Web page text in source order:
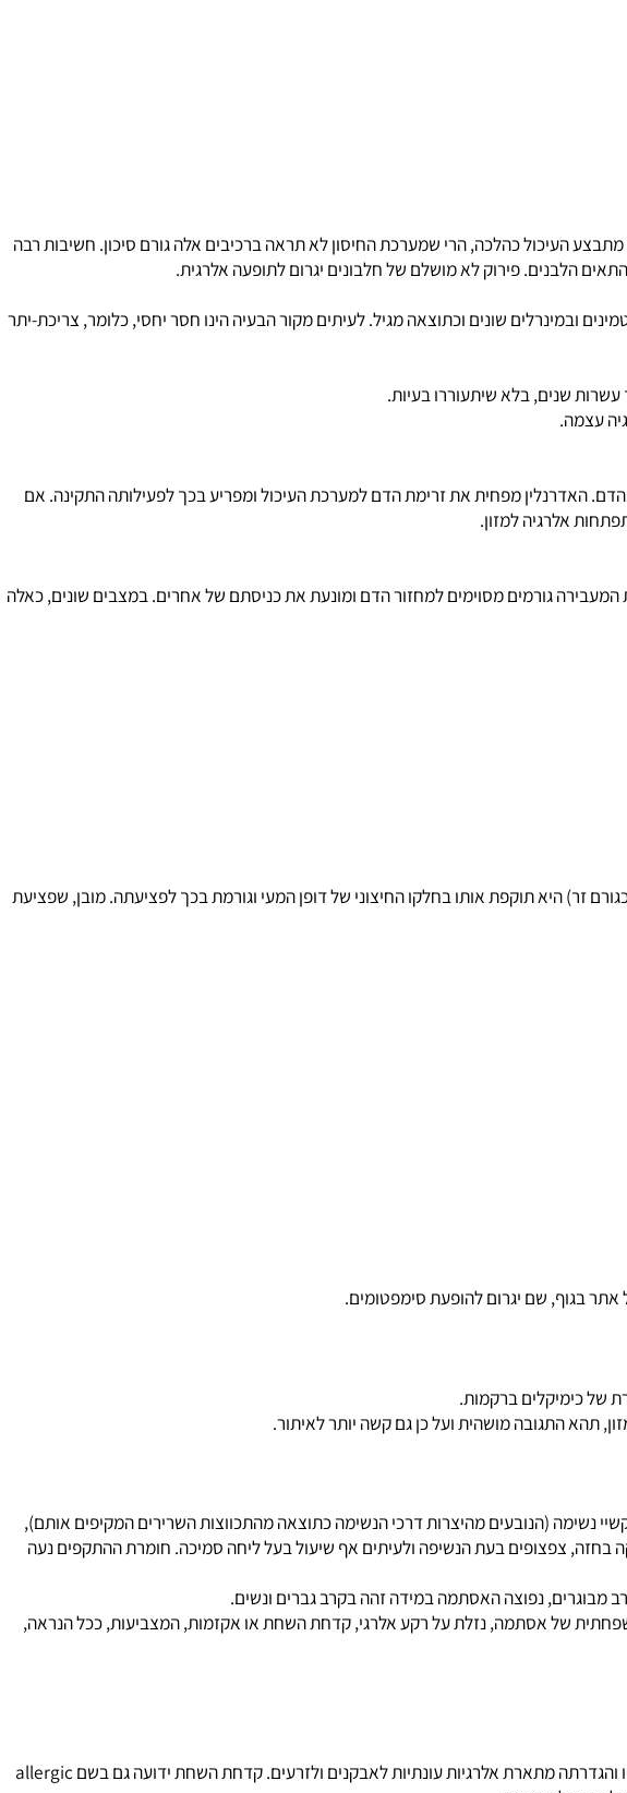
כהלכה, הרי שמערכת החיסון לא תראה ברכיבים אלה גורם סיכון. חשיבות רבה
הלבנים. פירוק לא מושלם של חלבונים יגרום לתופעה אלרגית.
ובמינרלים שונים וכתוצאה מגיל. לעיתים מקור הבעיה הינו חסר יחסי, כלומר, צריכת-יתר
שנים, בלא שיתעוררו בעיות.
עצמה.
מפחית את זרימת הדם למערכת העיכול ומפריע בכך לפעילותה התקינה. אם
אלרגיהלמזון.
תוקפת אותו בחלקו החיצוני של דופן המעי וגורמת בכך לפציעתה. מובן, שפציעת
שם יגרום להופעת סימפטומים.
ברקמות.
התגובה מושהית ועל כן גם קשה יותר לאיתור.
(הנובעים מהיצרות דרכי הנשימה כתוצאה מהתכווצות השרירים המקיפים אותם),
צפצופים בעת הנשיפה ולעיתים אף שיעול בעל ליחה סמיכה. חומרת ההתקפים נעה